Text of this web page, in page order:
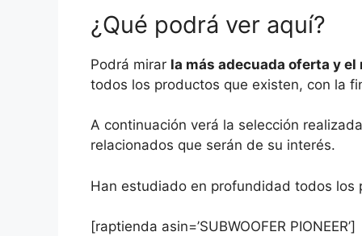
¿Qué podrá ver aquí?
Podrá mirar la más adecuada oferta y
todos los productos que existen, con la
A continuación verá la selección
relacionados que serán de su interés.
Han estudiado en profundidad todos los
[raptienda asin=’SUBWOOFER PIONEER’]